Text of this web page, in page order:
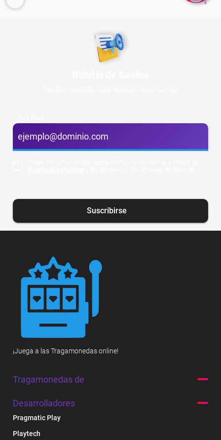
Suscribirse
¡Juega a las Tragamonedas online!
Tragamonedas de
Desarrolladores
Pragmatic Play
Playtech